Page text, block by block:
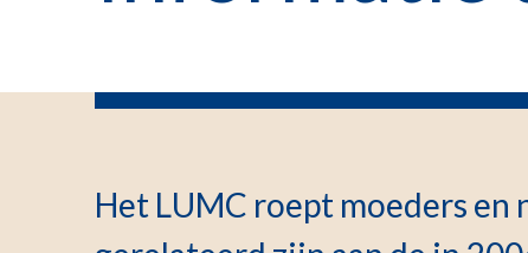
Het LUMC roept moeders en